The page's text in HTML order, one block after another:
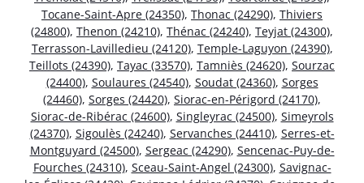
Tocane-Saint-Apre (24350), Thonac (24290), Thiviers
(24800), Thenon (24210), Thénac (24240), Teyjat (24300),
Terrasson-Lavilledieu (24120), Temple-Laguyon (24390),
Teillots (24390), Tayac (33570), Tamniès (24620), Sourzac
(24400), Soulaures (24540), Soudat (24360), Sorges
(24460), Sorges (24420), Siorac-en-Périgord (24170),
Siorac-de-Ribérac (24600), Singleyrac (24500), Simeyrols
(24370), Sigoulès (24240), Servanches (24410), Serres-et-
Montguyard (24500), Sergeac (24290), Sencenac-Puy-de-
Fourches (24310), Sceau-Saint-Angel (24300), Savignac-